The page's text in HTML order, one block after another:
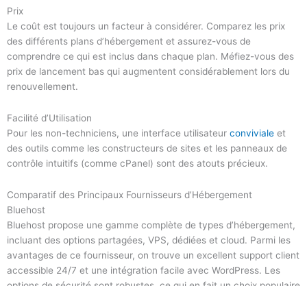
Prix
Le coût est toujours un facteur à considérer. Comparez les prix
des différents plans d’hébergement et assurez-vous de
comprendre ce qui est inclus dans chaque plan. Méfiez-vous des
prix de lancement bas qui augmentent considérablement lors du
renouvellement.
Facilité d’Utilisation
Pour les non-techniciens, une interface utilisateur conviviale et
des outils comme les constructeurs de sites et les panneaux de
contrôle intuitifs (comme cPanel) sont des atouts précieux.
Comparatif des Principaux Fournisseurs d’Hébergement
Bluehost
Bluehost propose une gamme complète de types d’hébergement,
incluant des options partagées, VPS, dédiées et cloud. Parmi les
avantages de ce fournisseur, on trouve un excellent support client
accessible 24/7 et une intégration facile avec WordPress. Les